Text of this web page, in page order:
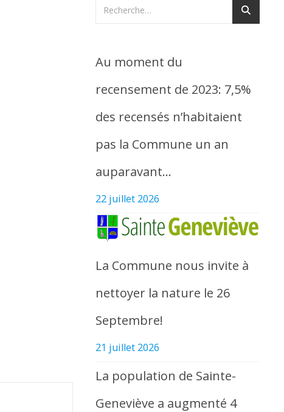
Au moment du
recensement de 2023: 7,5%
des recensés n’habitaient
pas la Commune un an
auparavant…
22 juillet 2026
La Commune nous invite à
nettoyer la nature le 26
Septembre!
21 juillet 2026
La population de Sainte-
Geneviève a augmenté 4